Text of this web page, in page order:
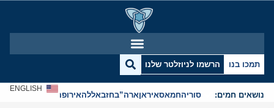
תמכו בנו הרשמו לניוזלטר שלנו
נושאים חמים: סוריהחמאסאיראןארה”בחזבאללהאירופהאנטישמיות
ENGLISH